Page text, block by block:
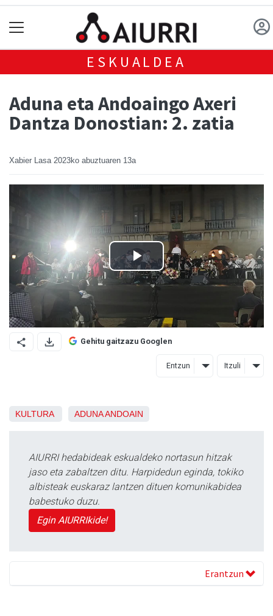
ESKUALDEA
Aduna eta Andoaingo Axeri
Dantza Donostian: 2. zatia
Xabier Lasa 2023ko abuztuaren 13a
Gehitu gaitzazu Googlen
Entzun Itzuli
KULTURA ADUNAANDOAIN
AIURRI hedabideak eskualdeko nortasun hitzak
jaso eta zabaltzen ditu. Harpidedun eginda, tokiko
albisteak euskaraz lantzen dituen komunikabidea
babestuko duzu.
Egin AIURRIkide!
Erantzun